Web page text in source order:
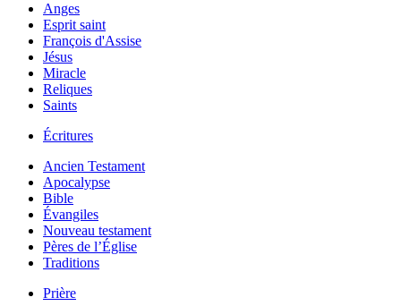
Anges
Esprit saint
François d'Assise
Jésus
Miracle
Reliques
Saints
Écritures
Ancien Testament
Apocalypse
Bible
Évangiles
Nouveau testament
Pères de l’Église
Traditions
Prière